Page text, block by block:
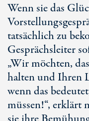
Wenn sie das
tatsächlich zu
Gesprächsleiter
„Wir möchten,
halten und Ihren
wenn das
müssen!“, erklärt